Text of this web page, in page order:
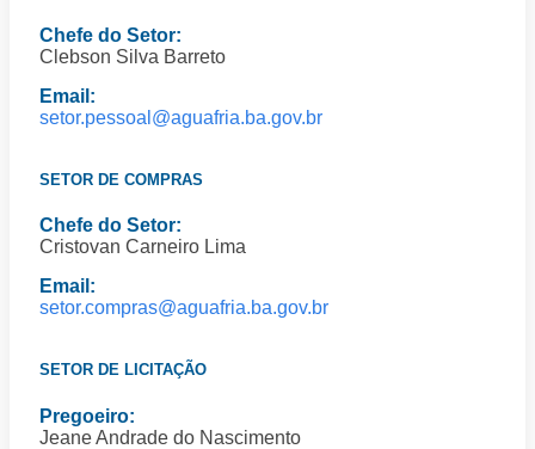
Chefe do Setor:
Clebson Silva Barreto
Email:
setor.pessoal@aguafria.ba.gov.br
SETOR DE COMPRAS
Chefe do Setor:
Cristovan Carneiro Lima
Email:
setor.compras@aguafria.ba.gov.br
SETOR DE LICITAÇÃO
Pregoeiro:
Jeane Andrade do Nascimento